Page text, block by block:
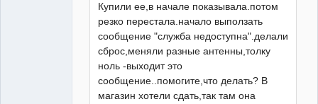
Купили ее,в начале показывала.потом
резко перестала.начало выползать
сообщение "служба недоступна".делали
сброс,меняли разные антенны,толку
ноль -выходит это
сообщение..помогите,что делать? В
магазин хотели сдать,так там она